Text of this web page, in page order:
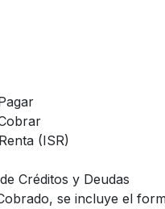
(ISR)
Créditos y Deudas
se incluye el